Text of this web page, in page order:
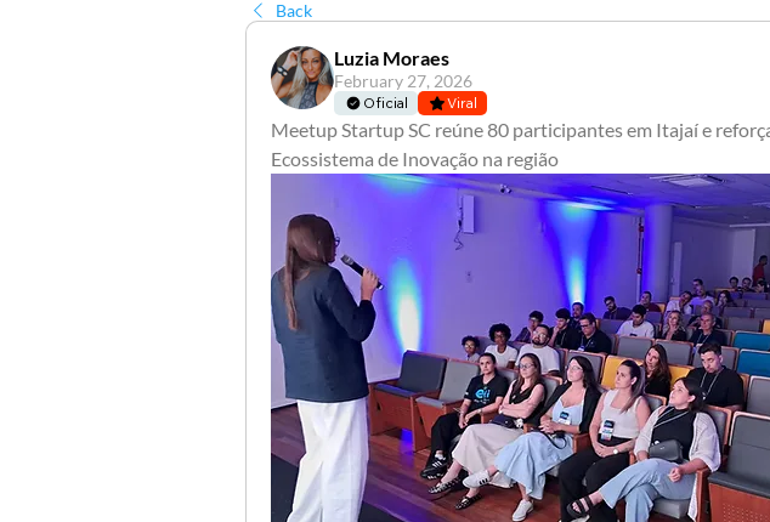
Back
Luzia Moraes
February 27, 2026
Oficial Viral
Meetup Startup SC reúne 80 participantes em Itajaí e
Ecossistema de Inovação na região